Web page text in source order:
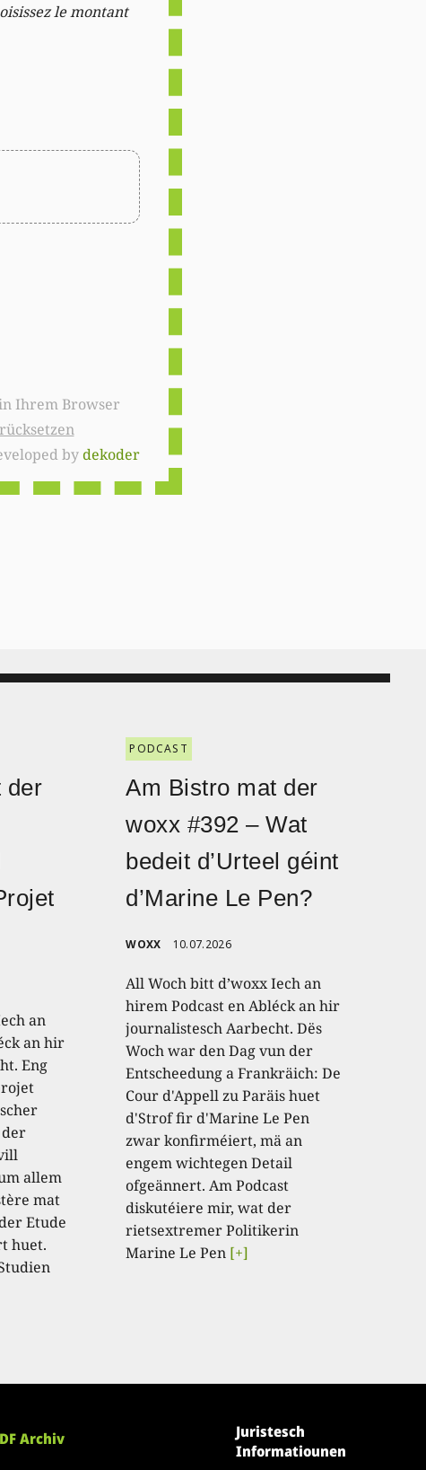
le montant
bydekoder
der
an
an hir
Eng
allem
mat
Etude
huet.
PODCAST
Am Bistro mat der
woxx #392 – Wat
bedeit d’Urteel géint
d’Marine Le Pen?
WOXX 10.07.2026
All Woch bitt d’woxx Iech an
hirem Podcast en Abléck an hir
journalistesch Aarbecht. Dës
Woch war den Dag vun der
Entscheedung a Frankräich: De
Cour d'Appell zu Paräis huet
d'Strof fir d'Marine Le Pen
zwar konfirméiert, mä an
engem wichtegen Detail
ofgeännert. Am Podcast
diskutéiere mir, wat der
rietsextremer Politikerin
Marine Le Pen [+]
Archiv
Juristesch
Informatiounen